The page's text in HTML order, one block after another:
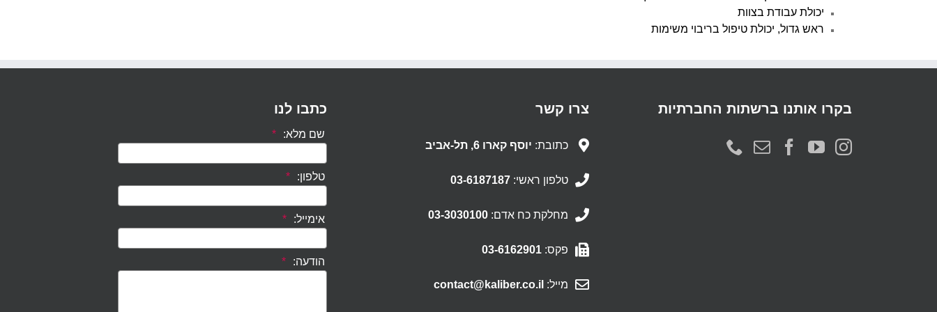
יכולת עבודת בצוות
ראש גדול, יכולת טיפול בריבוי משימות
בקרו אותנו ברשתות החברתיות צרו קשר
כתובת: יוסף קארו 6, תל-אביב
טלפון ראשי: 03-6187187
מחלקת כח אדם: 03-3030100
פקס: 03-6162901
מייל: contact@kaliber.co.il
כתבו לנו
שם מלא: *
טלפון: *
אימייל: *
הודעה: *